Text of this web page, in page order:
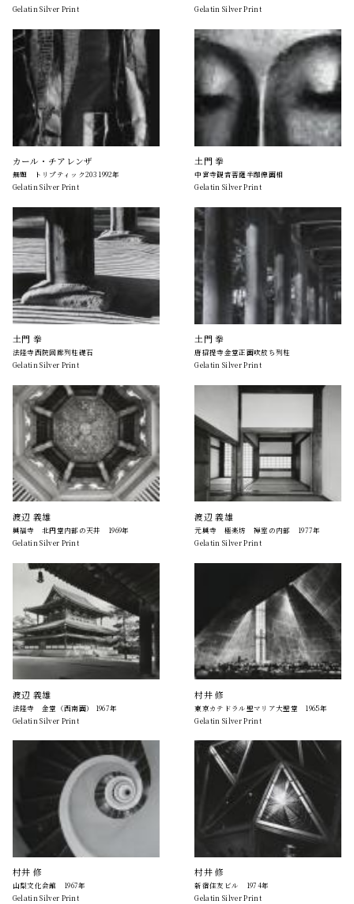
Gelatin Silver Print
Gelatin Silver Print
カール・チアレンザ
無題 トリプティック203 1992年
Gelatin Silver Print
土門 拳
中宮寺観音菩薩半跏像面相
Gelatin Silver Print
土門 拳
法隆寺西院回廊列柱礎石
Gelatin Silver Print
土門 拳
唐招提寺金堂正面吹放ち列柱
Gelatin Silver Print
渡辺 義雄
興福寺 北円堂内部の天井 1969年
Gelatin Silver Print
渡辺 義雄
元興寺 極楽坊 禅室の内部 1977年
Gelatin Silver Print
渡辺 義雄
法隆寺 金堂（西南面） 1967年
Gelatin Silver Print
村井 修
東京カテドラル聖マリア大聖堂 1965年
Gelatin Silver Print
村井 修
山梨文化会館 1967年
Gelatin Silver Print
村井 修
新宿住友ビル 1974年
Gelatin Silver Print